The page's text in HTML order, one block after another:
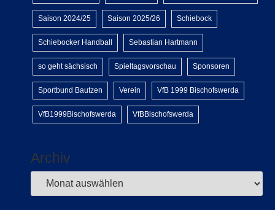
Saison 2024/25 Saison 2025/26 Schiebock
Schiebocker Handball Sebastian Hartmann
so geht sächsisch Spieltagsvorschau Sponsoren
Sportbund Bautzen Verein VfB 1999 Bischofswerda
VfB1999Bischofswerda VfBBischofswerda
Archiv